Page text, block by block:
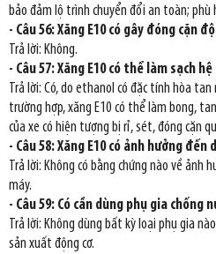
bảo đảm lộ trình chuyển đổi an toàn; phù
- Câu 56: Xăng E10 có gây đóng cặn
Trả lời: Không.
- Câu 57: Xăng E10 có thể làm sạch
Trả lời: Có, do ethanol có đặc tính hòa
trường hợp, xăng E10 có thể làm bong,
của xe có hiện tượng bị rỉ, sét, đóng cặn
- Câu 58: Xăng E10 có ảnh hưởng
Trả lời: Không có bằng chứng nào về ảnh
máy.
- Câu 59: Có cần dùng phụ gia chống
Trả lời: Không dùng bất kỳ loại phụ gia
sản xuất động cơ.